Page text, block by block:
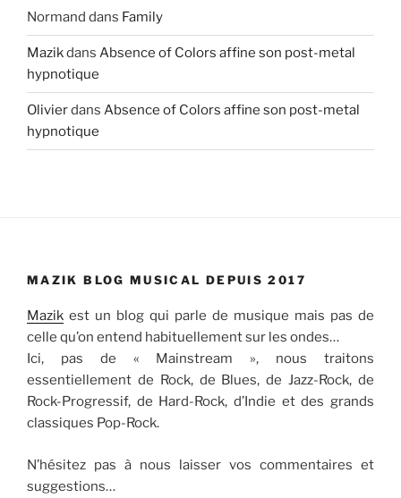
Normand dans Family
Mazikdans Absence of Colors affine son post-metal
hypnotique
Olivierdans Absence of Colors affine son post-metal
hypnotique
MAZIK BLOG MUSICAL DEPUIS 2017
Mazik est un blog qui parle de musique mais pas de
celle qu’on entend habituellement sur les ondes…
Ici, pas de « Mainstream », nous traitons
essentiellement de Rock, de Blues, de Jazz-Rock, de
Rock-Progressif, de Hard-Rock, d’Indie et des grands
classiques Pop-Rock.
N’hésitez pas à nous laisser vos commentaires et
suggestions…